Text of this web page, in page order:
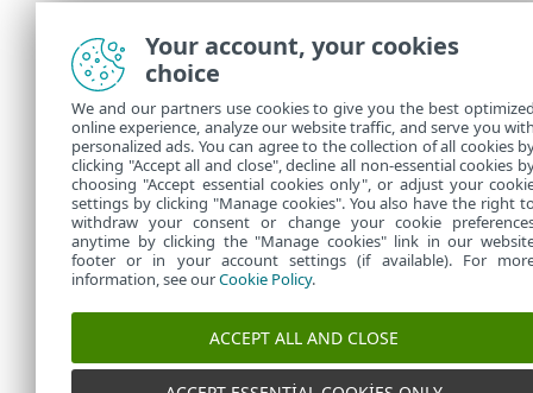
Your account, your cookies
choice
We and our partners use cookies to give you the best
online experience, analyze our website traffic, and serve you
personalized ads. You can agree to the collection of all cookies
clicking "Accept all and close", decline all non-essential cookies
choosing "Accept essential cookies only", or adjust your
settings by clicking "Manage cookies". You also have the right
withdraw your consent or change your cookie
anytime by clicking the "Manage cookies" link in our
footer or in your account settings (if available). For
information, see ourCookie Policy.
ACCEPT ALL AND CLOSE